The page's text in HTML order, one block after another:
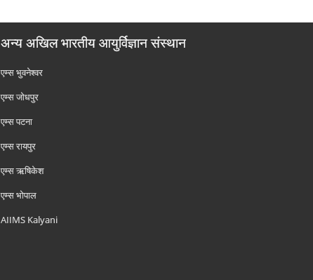
अन्य अखिल भारतीय आयुर्विज्ञान संस्थान
एम्‍स भुवनेश्वर
एम्‍स जोधपुर
एम्‍स पटना
एम्‍स रायपुर
एम्‍स ऋषिकेश
एम्‍स भोपाल
AIIMS Kalyani